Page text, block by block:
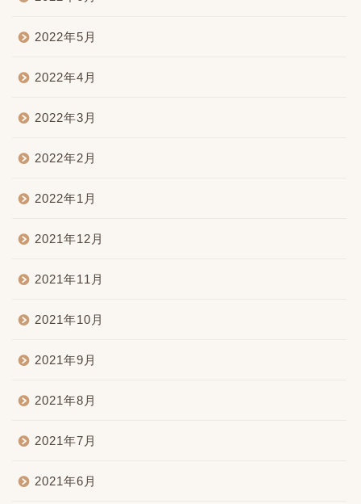
2022年5月
2022年4月
2022年3月
2022年2月
2022年1月
2021年12月
2021年11月
2021年10月
2021年9月
2021年8月
2021年7月
2021年6月